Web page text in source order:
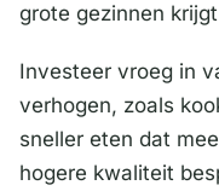
grote gezinnen
Investeer vroeg in
verhogen, zoals
sneller eten dat
hogere kwaliteit